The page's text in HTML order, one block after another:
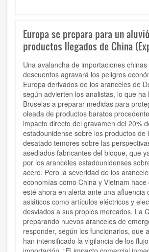
Europa se prepara para un
productos llegados de China
Una avalancha de importaciones chinas
descuentos agravará los peligros
Europa derivados de los aranceles de
según advierten los analistas, lo que ha
Bruselas a preparar medidas para
oleada de productos baratos
impacto directo del gravamen del 20%
estadounidense sobre los productos de
desatado temores sobre las
asediados fabricantes del bloque, que
por los aranceles estadounidenses
acero. Pero la severidad de los
economías como China y Vietnam hace
esté ahora en alerta ante una afluencia
asiáticos como artículos eléctricos y
desviados a sus propios mercados. La
preparando nuevos aranceles de
responder, según los funcionarios, que
han intensificado la vigilancia de los